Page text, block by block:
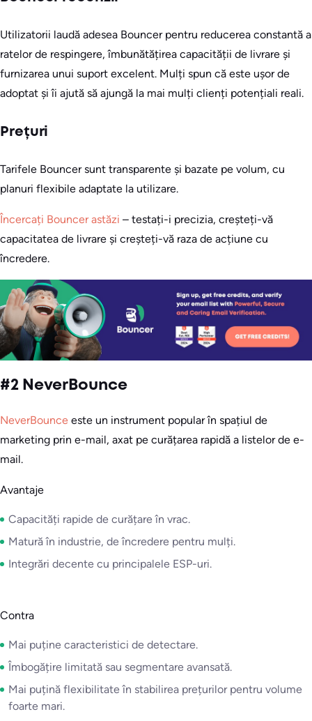
Utilizatorii laudă adesea Bouncer pentru reducerea constantă a
ratelor de respingere, îmbunătățirea capacității de livrare și
furnizarea unui suport excelent. Mulți spun că este ușor de
adoptat și îi ajută să ajungă la mai mulți clienți potențiali reali.
Prețuri
Tarifele Bouncer sunt transparente și bazate pe volum, cu
planuri flexibile adaptate la utilizare.
Încercați Bouncer astăzi – testați-i precizia, creșteți-vă
capacitatea de livrare și creșteți-vă raza de acțiune cu
încredere.
#2 NeverBounce
NeverBounce este un instrument popular în spațiul de
marketing prin e-mail, axat pe curățarea rapidă a listelor de e-
mail.
Avantaje
Capacități rapide de curățare în vrac.
Matură în industrie, de încredere pentru mulți.
Integrări decente cu principalele ESP-uri.
Contra
Mai puține caracteristici de detectare.
Îmbogățire limitată sau segmentare avansată.
Mai puțină flexibilitate în stabilirea prețurilor pentru volume
foarte mari.